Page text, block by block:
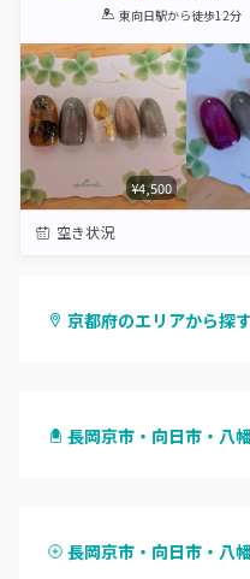
1 2 3 4 5
東向日駅から徒歩12分
¥4,500
空き状況
京都府のエリアから探す
四条河原町・河原町三条
長岡京市・向日市・八
ハンドスカルプ
長岡京市・向日市・八